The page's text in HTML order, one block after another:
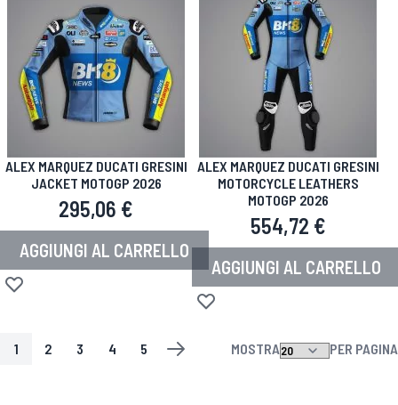
ALEX MARQUEZ DUCATI GRESINI
JACKET MOTOGP 2026
295,06 €
AGGIUNGI AL CARRELLO
Aggiungi alla lista desideri
ALEX MARQUEZ DUCATI GRESINI
MOTORCYCLE LEATHERS
MOTOGP 2026
554,72 €
AGGIUNGI AL CARRELLO
Aggiungi alla lista desideri
PAGINAATTUALMENTE STAI LEGGENDO LA PAGINA
1
PAGINA
2
PAGINA
3
PAGINA
4
PAGINA
5
PAGINA
SUCCESSIVO
MOSTRA PER PAGINA